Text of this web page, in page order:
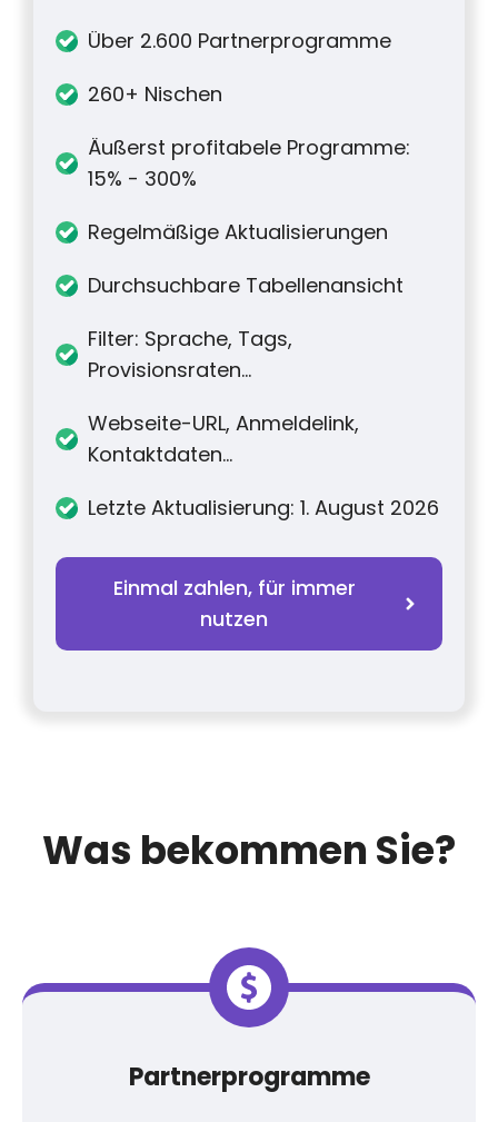
Über 2.600 Partnerprogramme
260+ Nischen
Äußerst profitabele Programme:
15% - 300%
Regelmäßige Aktualisierungen
Durchsuchbare Tabellenansicht
Filter: Sprache, Tags,
Provisionsraten...
Webseite-URL, Anmeldelink,
Kontaktdaten...
Letzte Aktualisierung: 1. August 2026
Einmal zahlen, für immer
nutzen
Was bekommen Sie?
Partnerprogramme